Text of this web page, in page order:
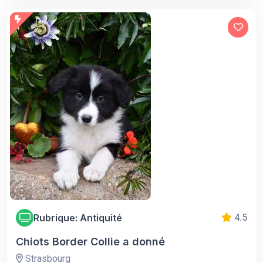
Rubrique: Antiquité 4.5
Chiots Border Collie a donné
Strasbourg